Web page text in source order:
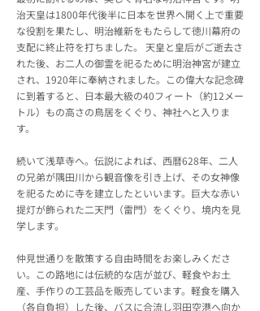
治天皇は1800年代後半に日本を世界へ開く上で重要
な役割を果たし、明治維新をもたらして徳川幕府の
支配に終止符を打ちました。 天皇と皇后がご逝去さ
れた後、お二人の御霊を祀るために明治神宮が建立
され、1920年に奉納されました。この偉大な記念碑
に到着すると、日本最大級の40フィート（約12メー
トル）もの高さの鳥居をくぐり、神社へと入りま
す。
続いて浅草寺へ。伝説によれば、西暦628年、二人
の兄弟が隅田川から観音像を引き上げ、その女神像
を祀るために寺を建立したといいます。巨大な赤い
提灯が飾られた二天門（雷門）をくぐり、境内を見
学します。
仲見世通りを散策する自由時間をお楽しみくださ
い。この路地には伝統的な店が並び、軽食やお土
産、手作りの工芸品を販売しています。軽食を購入
（各自負担）した後、バスに合流し羽田空港へ向か